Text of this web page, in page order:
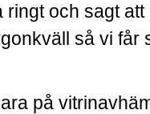
ringt och sagt
så vi
på